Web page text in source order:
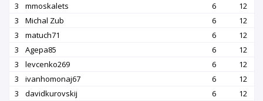
3
mmoskalets 6
12
3
Michal Zub 6
12
3
matuch71 6
12
3
Agepa85 6
12
3
levcenko269 6
12
3
ivanhomonaj67 6
12
3
davidkurovskij 6
12